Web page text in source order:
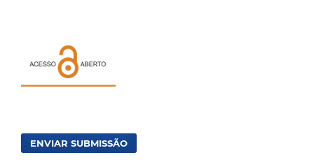
ENVIAR SUBMISSÃO